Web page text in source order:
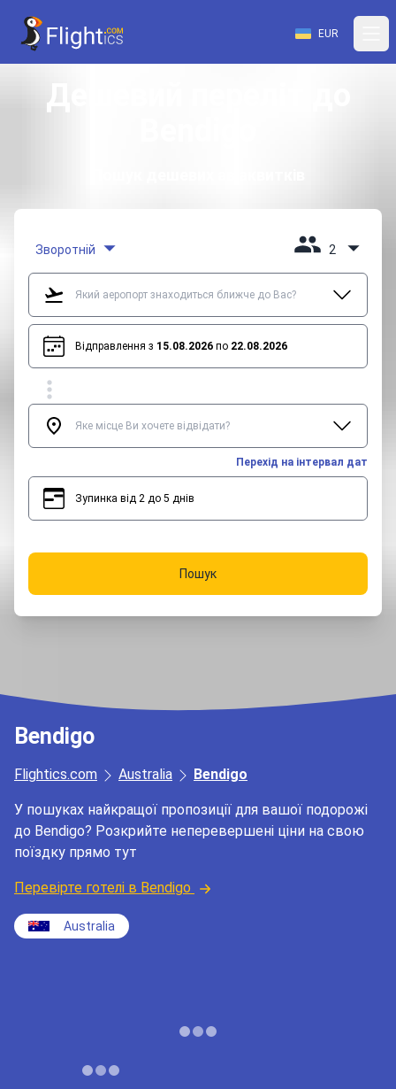
EUR
Дешевий переліт до
Зворотній 2
Відправлення з 15.08.2026 по 22.08.2026
Перехід на інтервал дат
Зупинка від 2 до 5 днів
Пошук
Bendigo
Flightics.com Australia Bendigo
У пошуках найкращої пропозиції для вашої подорожі
до Bendigo? Розкрийте неперевершені ціни на свою
поїздку прямо тут
Перевірте готелі в Bendigo
Australia